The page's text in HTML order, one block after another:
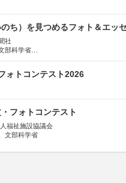
ち）を見つめるフォト＆エッ
社
部科学省
ォトコンテスト2026
フォトコンテスト
福祉施設協議会
文部科学省